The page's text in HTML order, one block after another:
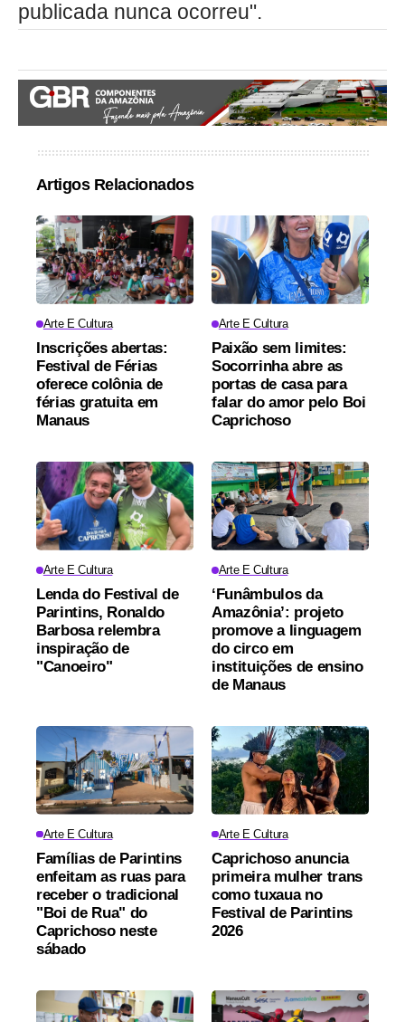
publicada nunca ocorreu".
Artigos Relacionados
Arte E Cultura
Inscrições abertas:
Festival de Férias
oferece colônia de
férias gratuita em
Manaus
Arte E Cultura
Paixão sem limites:
Socorrinha abre as
portas de casa para
falar do amor pelo Boi
Caprichoso
Arte E Cultura
Lenda do Festival de
Parintins, Ronaldo
Barbosa relembra
inspiração de
"Canoeiro"
Arte E Cultura
‘Funâmbulos da
Amazônia’: projeto
promove a linguagem
do circo em
instituições de ensino
de Manaus
Arte E Cultura
Famílias de Parintins
enfeitam as ruas para
receber o tradicional
"Boi de Rua" do
Caprichoso neste
sábado
Arte E Cultura
Caprichoso anuncia
primeira mulher trans
como tuxaua no
Festival de Parintins
2026